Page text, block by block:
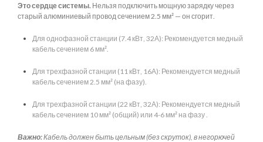
Это сердце системы. Нельзя подключить мощную зарядку через
старый алюминиевый провод сечением 2.5 мм² — он сгорит.
Для однофазной станции (7.4 кВт, 32А): Рекомендуется медный
кабель сечением 6 мм².
Для трехфазной станции (11 кВт, 16А): Рекомендуется медный
кабель сечением 2.5 мм² (на фазу).
Для трехфазной станции (22 кВт, 32А): Рекомендуется медный
кабель сечением 10 мм² (общий) или 4-6 мм² на фазу .
Важно:Кабель должен быть цельным (без скруток), в негорючей